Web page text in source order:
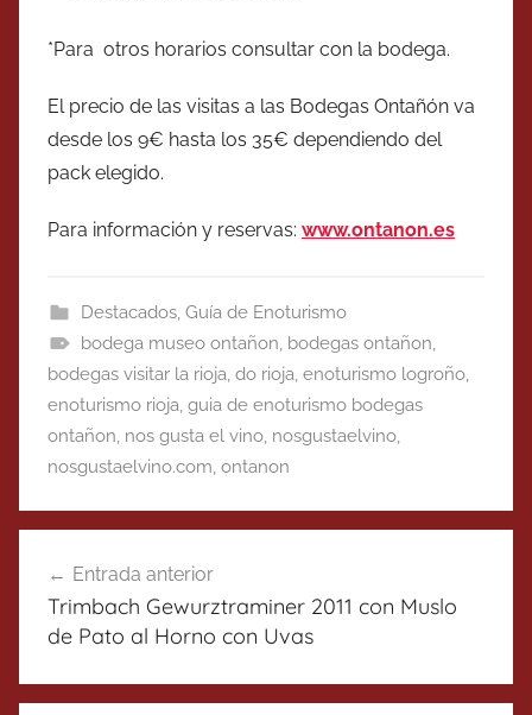
*Para otros horarios consultar con la bodega.
El precio de las visitas a las Bodegas Ontañón va
desde los 9€ hasta los 35€ dependiendo del
pack elegido.
Para información y reservas: www.ontanon.es
Destacados, Guía de Enoturismo
bodega museo ontañon, bodegas ontañon,
bodegas visitar la rioja, do rioja, enoturismo logroño,
enoturismo rioja, guia de enoturismo bodegas
ontañon, nos gusta el vino, nosgustaelvino,
nosgustaelvino.com, ontanon
de
entradas
Entrada anterior
Trimbach Gewurztraminer 2011 con Muslo
de Pato al Horno con Uvas